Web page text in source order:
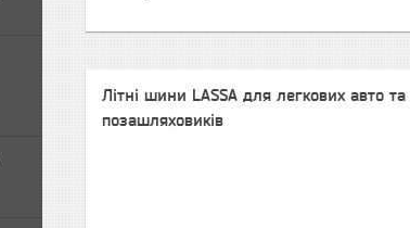
Літні шини LASSA для легкових авто та
позашляховиків